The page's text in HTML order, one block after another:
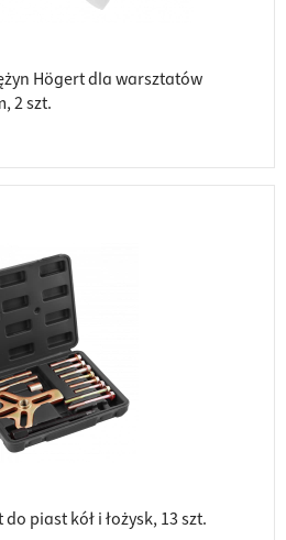
Högert dla warsztatów
2 szt.
piast kół i łożysk, 13 szt.